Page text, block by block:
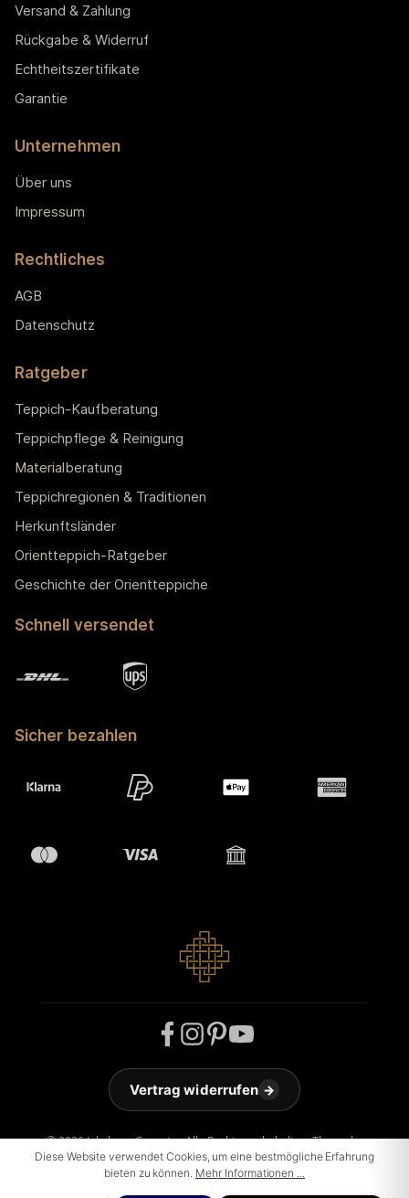
Versand & Zahlung
Rückgabe & Widerruf
Echtheitszertifikate
Garantie
Unternehmen
Über uns
Impressum
Rechtliches
AGB
Datenschutz
Ratgeber
Teppich-Kaufberatung
Teppichpflege & Reinigung
Materialberatung
Teppichregionen & Traditionen
Herkunftsländer
Orientteppich-Ratgeber
Geschichte der Orientteppiche
Schnell versendet
Sicher bezahlen
© 2026 Jakobson Carpets - Alle Rechte vorbehalten. Theme by
ThemeWare®
Vertrag widerrufen →
Diese Website verwendet Cookies, um eine bestmögliche Erfahrung
bieten zu können. Mehr Informationen ...